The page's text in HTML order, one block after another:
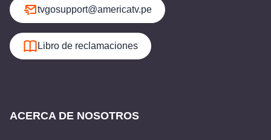
tvgosupport@americatv.pe
Libro de reclamaciones
ACERCA DE NOSOTROS